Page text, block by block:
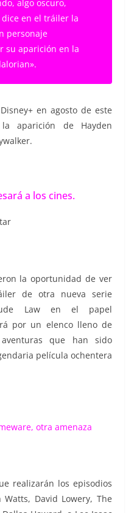
algo oscuro,
en el tráiler la
personaje
su aparición en la
en agosto de este
aparición de Hayden
a los cines.
la oportunidad de ver
de otra nueva serie
Law en el papel
por un elenco lleno de
que han sido
película ochentera
otra amenaza
realizarán los episodios
Watts, David Lowery, The